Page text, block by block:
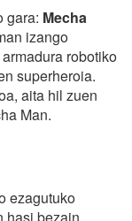
gara: Mecha
izango
robotiko
superheroia.
aita hil zuen
Man.
ezagutuko
hasi bezain